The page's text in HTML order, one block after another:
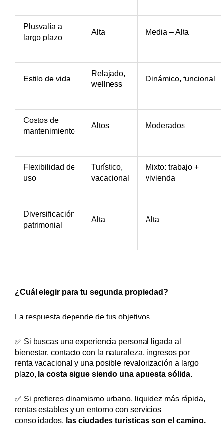
Plusvalía a
largo plazo
Alta Media – Alta
Estilo de vida
Relajado,
wellness
Dinámico, funcional
Costos de
mantenimiento
Altos Moderados
Flexibilidad de
uso
Turístico,
vacacional
Mixto: trabajo +
vivienda
Diversificación
patrimonial
Alta Alta
¿Cuál elegir para tu segunda propiedad?
La respuesta depende de tus objetivos.
✅ Si buscas una experiencia personal ligada al
bienestar, contacto con la naturaleza, ingresos por
renta vacacional y una posible revalorización a largo
plazo, la costa sigue siendo una apuesta sólida.
✅ Si prefieres dinamismo urbano, liquidez más rápida,
rentas estables y un entorno con servicios
consolidados, las ciudades turísticas son el camino.